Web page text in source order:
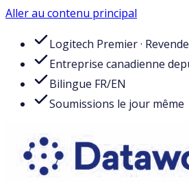
Aller au contenu principal
Logitech Premier ·
Entreprise canadienne
Bilingue FR/EN
Soumissions le jour même